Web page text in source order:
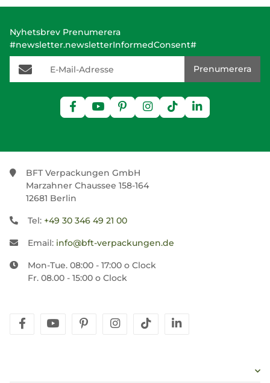
Nyhetsbrev Prenumerera
#newsletter.newsletterInformedConsent#
E-Mail-Adresse
Prenumerera
BFT Verpackungen GmbH
Marzahner Chaussee 158-164
12681 Berlin
Tel: +49 30 346 49 21 00
Email: info@bft-verpackungen.de
Mon-Tue. 08:00 - 17:00 o Clock
Fr. 08.00 - 15:00 o Clock
facebookyoutubepinterestinstagram
tiktok